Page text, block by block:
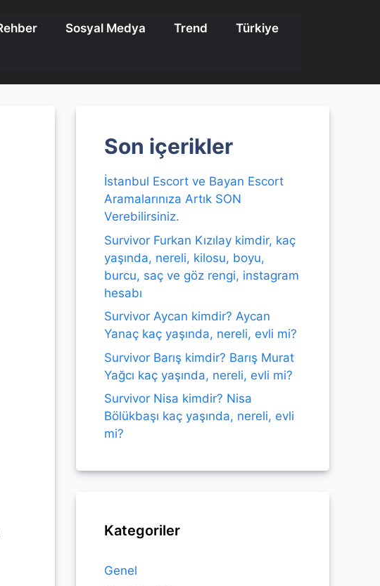
Sosyal Medya Trend Türkiye
Son içerikler
İstanbul Escort ve Bayan Escort
Aramalarınıza Artık SON
Verebilirsiniz.
Survivor Furkan Kızılay kimdir, kaç
yaşında, nereli, kilosu, boyu,
burcu, saç ve göz rengi, instagram
hesabı
Survivor Aycan kimdir? Aycan
Yanaç kaç yaşında, nereli, evli mi?
Survivor Barış kimdir? Barış Murat
Yağcı kaç yaşında, nereli, evli mi?
Survivor Nisa kimdir? Nisa
Bölükbaşı kaç yaşında, nereli, evli
mi?
Kategoriler
Genel